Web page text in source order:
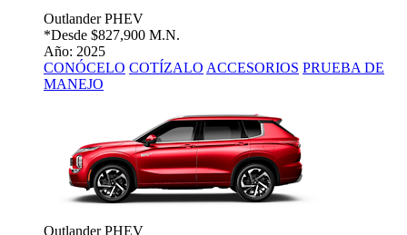
Outlander PHEV
*Desde $827,900 M.N.
Año: 2025
CONÓCELO COTÍZALO ACCESORIOS PRUEBA DE
MANEJO
Outlander PHEV